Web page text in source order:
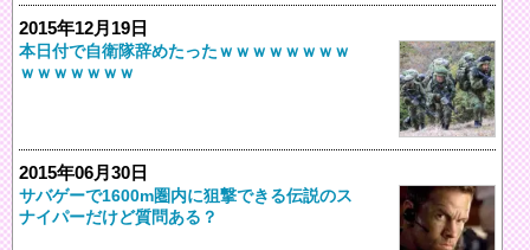
2015年12月19日
本日付で自衛隊辞めたったｗｗｗｗｗｗｗｗ
ｗｗｗｗｗｗｗ
2015年06月30日
サバゲーで1600m圏内に狙撃できる伝説のス
ナイパーだけど質問ある？